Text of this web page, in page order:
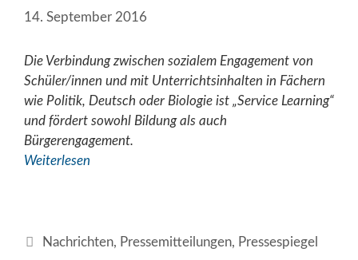
14. September 2016
Die Verbindung zwischen sozialem Engagement von
Schüler/innen und mit Unterrichtsinhalten in Fächern
wie Politik, Deutsch oder Biologie ist „Service Learning“
und fördert sowohl Bildung als auch
Bürgerengagement.
Weiterlesen
Kategorien
Nachrichten, Pressemitteilungen, Pressespiegel